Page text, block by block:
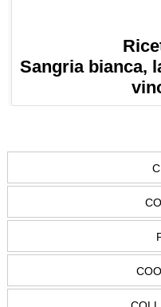
Sangria bianca,